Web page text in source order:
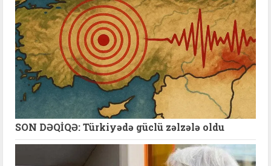
SON DƏQİQƏ: Türkiyədə güclü zəlzələ oldu